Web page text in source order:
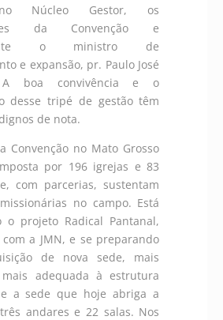
Núcleo Gestor, os
da Convenção e
o ministro de
e expansão, pr. Paulo José
boa convivência e o
desse tripé de gestão têm
de nota.
Convenção no Mato Grosso
por 196 igrejas e 83
com parcerias, sustentam
no campo. Está
o projeto Radical Pantanal,
a JMN, e se preparando
de nova sede, mais
adequada à estrutura
a sede que hoje abriga a
andares e 22 salas. Nos